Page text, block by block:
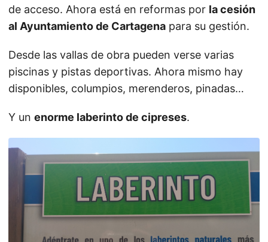
de acceso. Ahora está en reformas por la cesión
al Ayuntamiento de Cartagena para su gestión.
Desde las vallas de obra pueden verse varias
piscinas y pistas deportivas. Ahora mismo hay
disponibles, columpios, merenderos, pinadas…
Y un enorme laberinto de cipreses.